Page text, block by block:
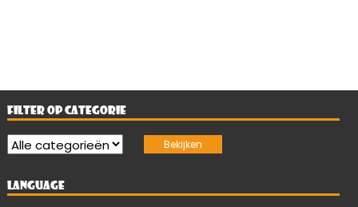
FILTER OP CATEGORIE
LANGUAGE